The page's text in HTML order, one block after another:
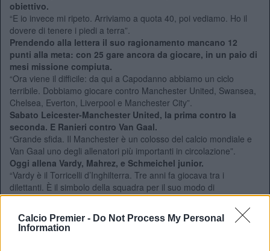
Calcio Premier - Do Not Process My Personal
Information
obiettivo.
“E io invece mi ripeto. Arriviamo a quota 40, poi vediamo. Ho il
dovere di tenere i piedi a terra”.
Prendendo alla lettera il suo ragionamento mancano 12
punti alla meta: con 25 gare ancora da giocare, in un paio di
mesi missione compiuta.
“Ora viene il difficile: da qui a Capodanno abbiamo un ciclo
terribile. Dobbiamo giocare contro Manchester United, Swansea,
Chelsea, Everton, Liverpool e Manchester City”.
Sabato Leicester-Manchester United, la prima contro la
seconda. E Ranieri contro Van Gaal.
“Grande sfida. Il Manchester è un colosso del calcio mondiale e
Van Gaal uno degli allenatori più importanti in circolazione”.
Oggi allena Vardy, Mahrez, e Schmeichel junior.
“Vardy è il Torricelli d’Inghilterra. Tre anni fa giocava tra i
dilettanti. È il simbolo della squadra per il suo modo di
interpretare il calcio: segna, attacca gli spazi, è il primo a
Gli ha regalato la standing ovation a Newcastle.
“Lo meritava dopo aver segnato per la decima giornata di fila, ma